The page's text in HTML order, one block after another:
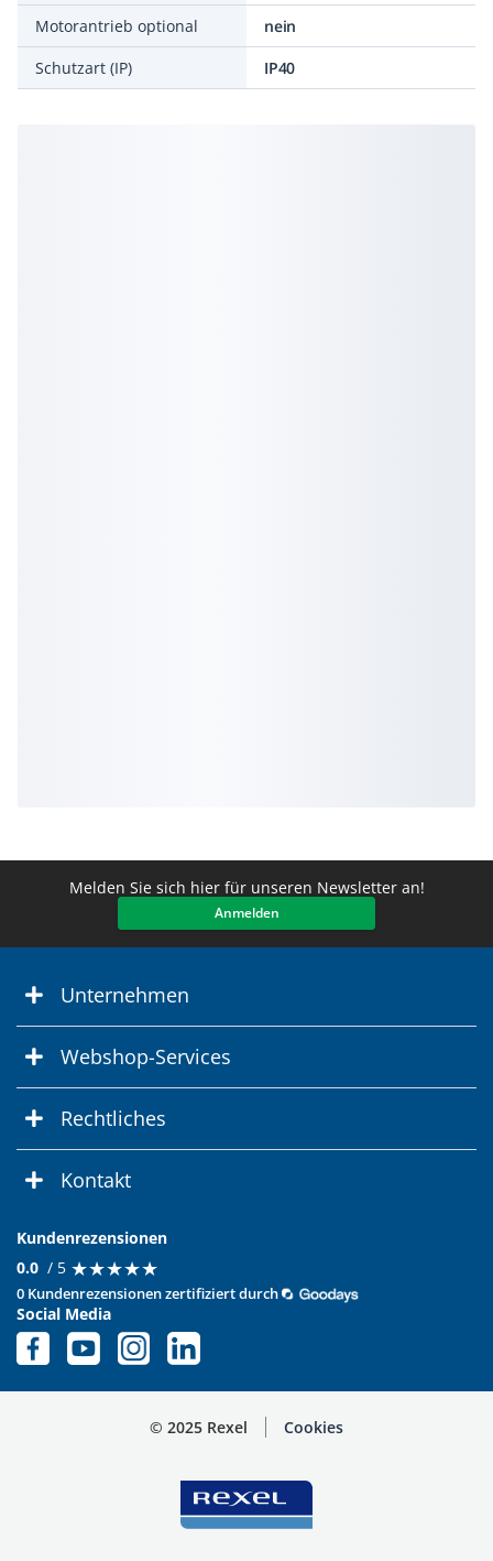
Motorantrieb optional
nein
Schutzart (IP)
IP40
Melden Sie sich hier für unseren Newsletter an!
Anmelden
Unternehmen
Webshop-Services
Rechtliches
Kontakt
Kundenrezensionen
0.0 / 5 ★★★★★
★★★★★
0 Kundenrezensionen zertifiziert durch
Social Media
© 2025 Rexel Cookies